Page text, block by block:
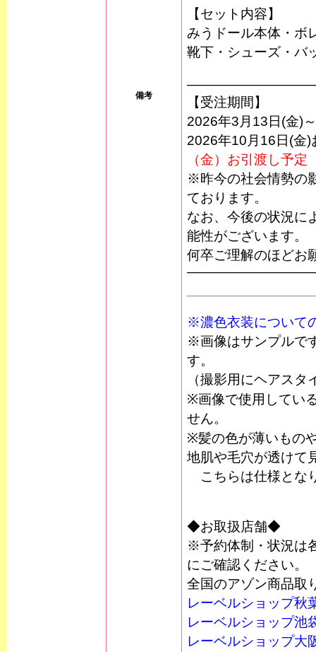
備考
【セット内容】
みうドール本体・ボ
靴下・シューズ・バ
【受注期間】
2026年3月13日(金)
2026年10月16日(金)
（金）お引渡し予定
※昨今の社会情勢の
ております。
なお、今後の状況に
能性がございます。
何卒ご理解のほどお
※濃色衣装について
※画像はサンプルで
す。
（撮影用にヘアス
※画像で使用してい
せん。
※髪の色が薄いもの
地肌や毛穴が透けて
こちらは仕様とな
◆お取扱店舗◆
※予約体制・状況は
にご確認ください。
全国のアゾン商品取
レーベルショップ秋
レーベルショップ池
レーベルショップ大